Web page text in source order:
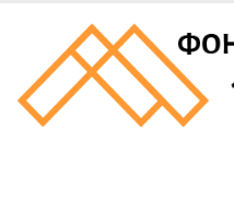
content